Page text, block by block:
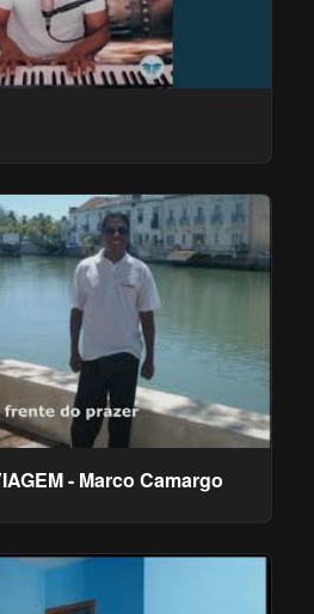
- Marco Camargo